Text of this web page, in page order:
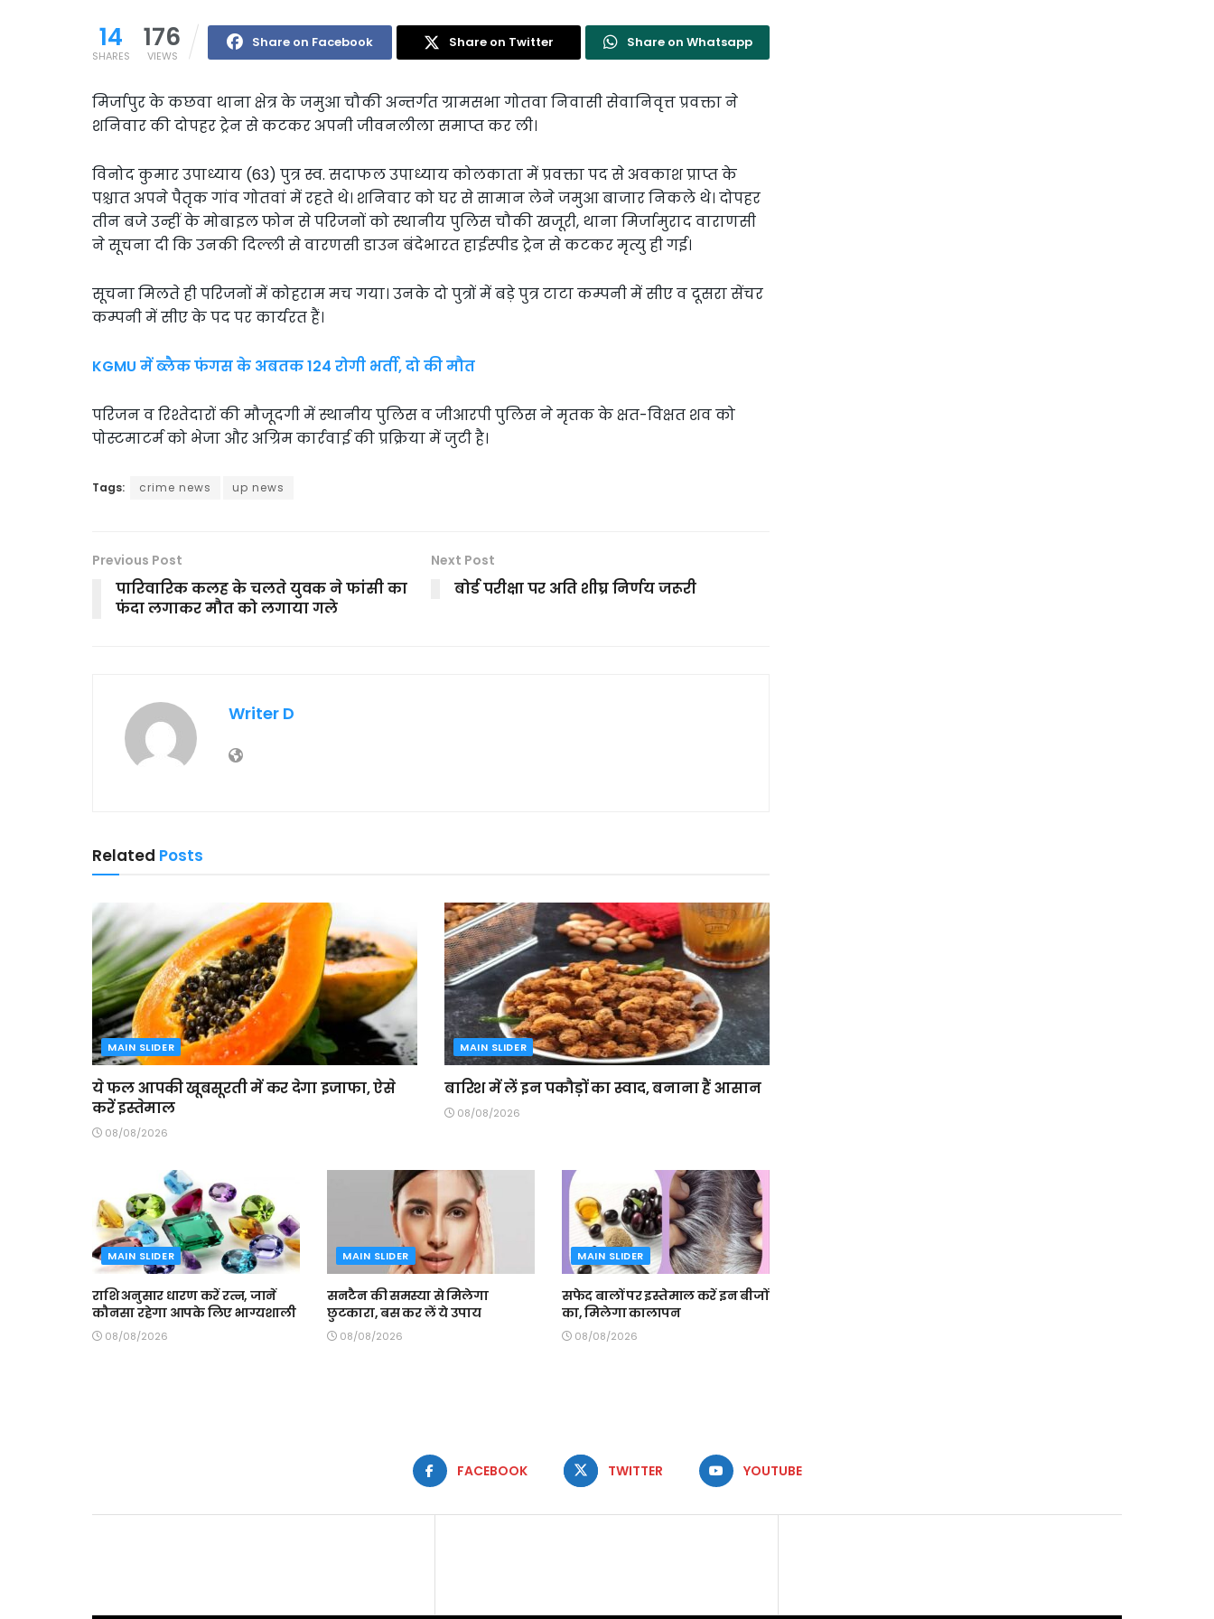
14
SHARES
176
VIEWS
Share on Facebook Share on Twitter Share on Whatsapp
मिर्जापुर के कछवा थाना क्षेत्र के जमुआ चौकी अन्तर्गत ग्रामसभा गोतवा निवासी सेवानिवृत्त प्रवक्ता ने
शनिवार की दोपहर ट्रेन से कटकर अपनी जीवनलीला समाप्त कर ली।
विनोद कुमार उपाध्याय (63) पुत्र स्व. सदाफल उपाध्याय कोलकाता में प्रवक्ता पद से अवकाश प्राप्त के
पश्चात अपने पैतृक गांव गोतवां में रहते थे। शनिवार को घर से सामान लेने जमुआ बाजार निकले थे। दोपहर
तीन बजे उन्हीं के मोबाइल फोन से परिजनों को स्थानीय पुलिस चौकी खजूरी, थाना मिर्जामुराद वाराणसी
ने सूचना दी कि उनकी दिल्ली से वारणसी डाउन बंदेभारत हाईस्पीड ट्रेन से कटकर मृत्यु ही गई।
सूचना मिलते ही परिजनों में कोहराम मच गया। उनके दो पुत्रों में बड़े पुत्र टाटा कम्पनी में सीए व दूसरा सेंचर
कम्पनी में सीए के पद पर कार्यरत हैं।
KGMU में ब्लैक फंगस के अबतक 124 रोगी भर्ती, दो की मौत
परिजन व रिश्तेदारों की मौजूदगी में स्थानीय पुलिस व जीआरपी पुलिस ने मृतक के क्षत-विक्षत शव को
पोस्टमाटर्म को भेजा और अग्रिम कार्रवाई की प्रक्रिया में जुटी है।
Tags: crime news up news
Previous Post
पारिवारिक कलह के चलते युवक ने फांसी का
फंदा लगाकर मौत को लगाया गले
Next Post
बोर्ड परीक्षा पर अति शीघ्र निर्णय जरूरी
Writer D
Related Posts
MAIN SLIDER
ये फल आपकी खूबसूरती में कर देगा इजाफा, ऐसे
करें इस्तेमाल
08/08/2026
MAIN SLIDER
बारिश में लें इन पकौड़ों का स्वाद, बनाना हैं आसान
08/08/2026
MAIN SLIDER
राशि अनुसार धारण करें रत्न, जानें
कौनसा रहेगा आपके लिए भाग्यशाली
08/08/2026
MAIN SLIDER
सनटैन की समस्या से मिलेगा
छुटकारा, बस कर लें ये उपाय
08/08/2026
MAIN SLIDER
सफेद बालों पर इस्तेमाल करें इन बीजों
का, मिलेगा कालापन
08/08/2026
FACEBOOK TWITTER YOUTUBE